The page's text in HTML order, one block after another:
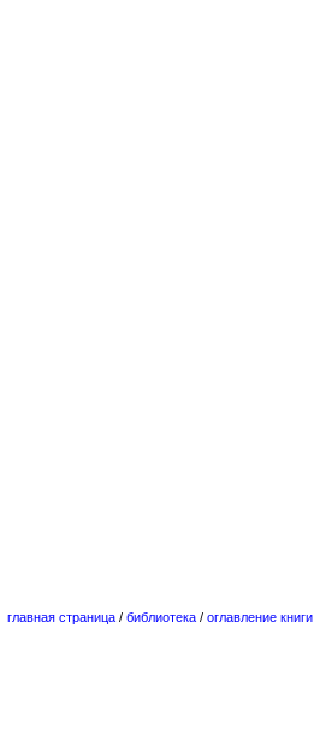
главная страница / библиотека / оглавление книги